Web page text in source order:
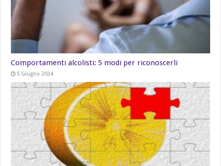
Comportamenti alcolisti: 5 modi per riconoscerli
5 Giugno 2024